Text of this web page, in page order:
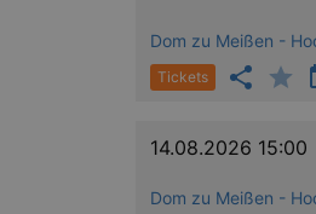
Dom zu Meißen -
Tickets
14.08.2026 15:00
Dom zu Meißen -